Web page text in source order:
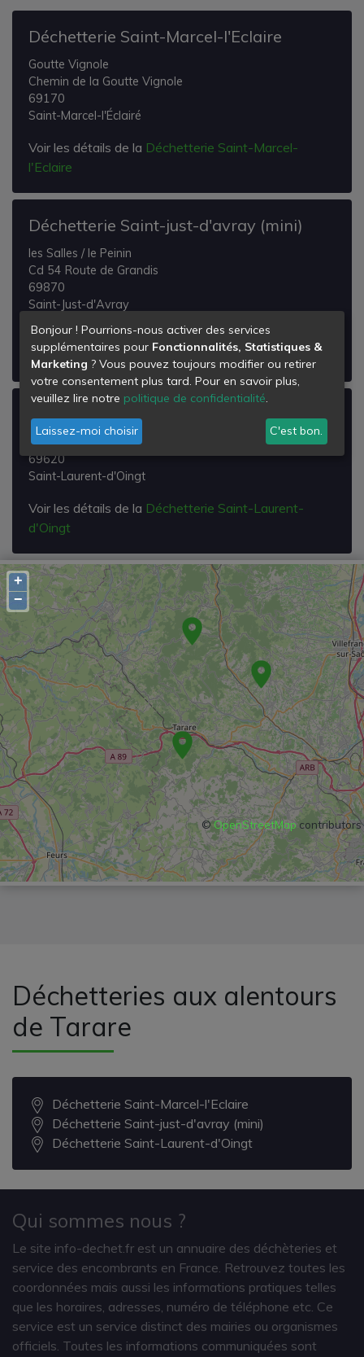
Déchetterie Saint-Marcel-l'Eclaire
Goutte Vignole
Chemin de la Goutte Vignole
69170
Saint-Marcel-l'Éclairé
Voir les détails de la Déchetterie Saint-Marcel-
l'Eclaire
Déchetterie Saint-just-d'avray (mini)
les Salles / le Peinin
Cd 54 Route de Grandis
69870
Saint-Just-d'Avray
Voir les détails de laDéchetterie Saint-just-d'avray
(mini)
Déchetterie Saint-Laurent-d'Oingt
Za les Plaines
69620
Saint-Laurent-d'Oingt
Voir les détails de la Déchetterie Saint-Laurent-
d'Oingt
+
−
©OpenStreetMapcontributors
Déchetteries aux alentours
de Tarare
Déchetterie Saint-Marcel-l'Eclaire
Déchetterie Saint-just-d'avray (mini)
Déchetterie Saint-Laurent-d'Oingt
Qui sommes nous ?
Le site info-dechet.fr est un annuaire des déchèteries et
service des encombrants en France. Retrouvez toutes les
coordonnées mais aussi les informations pratiques telles
que les horaires, adresses, numéro de téléphone etc. Ce
service est un service distinct des mairies ou organismes
officiels. Toutes les informations communiquées sont
Bonjour ! Pourrions-nous activer des services
supplémentaires pour Fonctionnalités, Statistiques &
Marketing ? Vous pouvez toujours modifier ou retirer
votre consentement plus tard. Pour en savoir plus,
veuillez lire notre politique de confidentialité.
Laissez-moi choisir C'est bon.